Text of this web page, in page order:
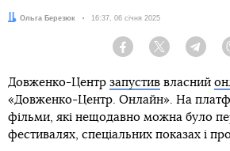
Автор:
Ольга Березюк Дата:
16:37, 06 січня 2025
Facebook Twitter
Довженко-Центр запустив власний
«Довженко-Центр. Онлайн». На
фільми, які нещодавно можна було
фестивалях, спеціальних показах і